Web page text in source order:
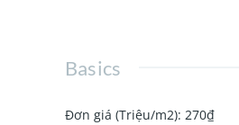
Basics
Đơn giá (Triệu/m2): 270₫